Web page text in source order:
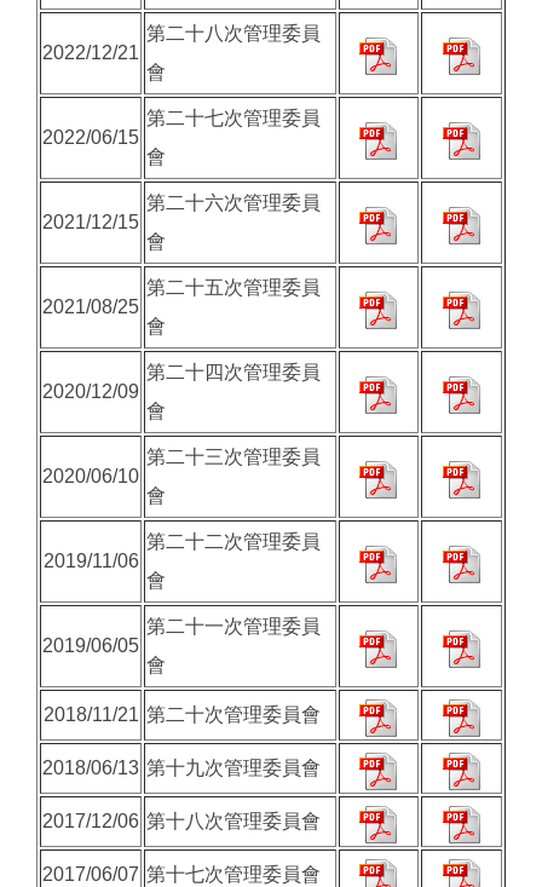
2022/12/21
第二十八次管理委員
會
2022/06/15
第二十七次管理委員
會
2021/12/15
第二十六次管理委員
會
2021/08/25
第二十五次管理委員
會
2020/12/09
第二十四次管理委員
會
2020/06/10
第二十三次管理委員
會
2019/11/06
第二十二次管理委員
會
2019/06/05
第二十一次管理委員
會
2018/11/21 第二十次管理委員會
2018/06/13 第十九次管理委員會
2017/12/06 第十八次管理委員會
2017/06/07 第十七次管理委員會